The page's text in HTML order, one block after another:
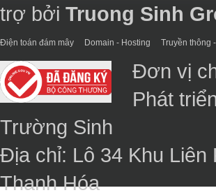
trợ bởi Truong Sinh
Điện toán đám mây Domain - Hosting Truyền thông
Đơn vị
Phát
Trường Sinh
Địa chỉ: Lô 34 Khu Liên
Thanh Hóa